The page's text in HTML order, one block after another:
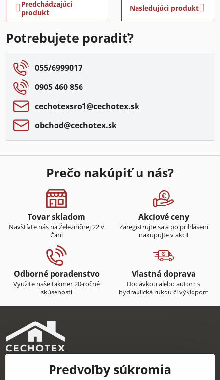
Predchádzajúci
produkt
Nasledujúci produkt
Potrebujete poradiť?
055/6999017
0905 460 856
cechotexsro1​@cechotex​.sk
obchod​@cechotex​.sk
Prečo nakúpiť u nás?
Tovar skladom
Navštívte nás na Železničnej 22 v
Čani
Akciové ceny
Zaregistrujte sa a po prihlásení
nakupujte v akcii
Odborné poradenstvo
Využite naše takmer 20-ročné
skúsenosti
Vlastná doprava
Dodávkou alebo autom s
hydraulická rukou či výklopom
CECHOTEX s.r.o.Predvoľby súkromia